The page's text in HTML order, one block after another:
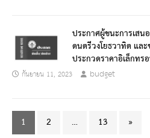
ประกาศผู้ชนะการเสน
ดนตรีวงโยธวาทิต แล
ประกวดราคาอิเล็กท
กันยายน 11, 2023 budget
1 2 … 13 »